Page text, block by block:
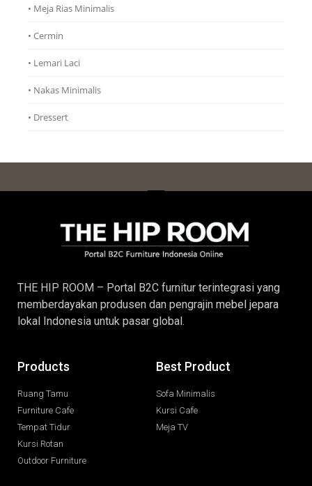
• Meja Rias Minimalis
• Cermin
• Lemari Laci
• Nakas Minimalis
• Dressert
THE HIP ROOM – Portal B2C furnitur terintegrasi yang
memberdayakan produsen dan pengrajin mebel jepara
lokal Indonesia untuk pasar global.
Products
Ruang Tamu
Furniture Cafe
Tempat Tidur
Kursi Rotan
Outdoor Furniture
Best Product
Sofa Minimalis
Kursi Cafe
Meja TV